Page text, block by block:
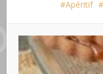
Apéritif